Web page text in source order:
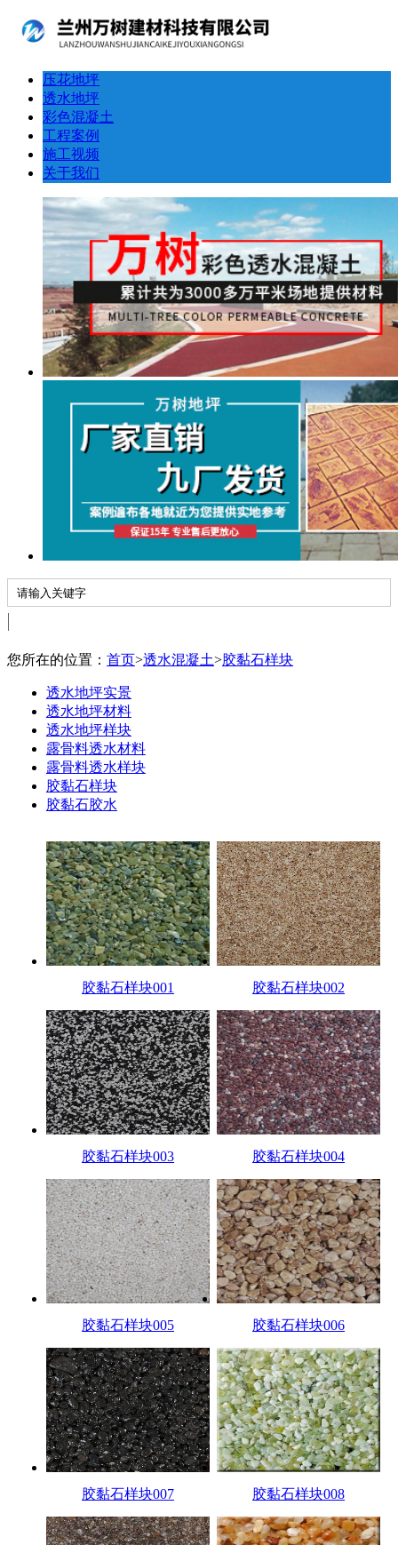
压花地坪
透水地坪
彩色混凝土
工程案例
施工视频
关于我们
您所在的位置： 首页>透水混凝土>胶黏石样块
透水地坪实景
透水地坪材料
透水地坪样块
露骨料透水材料
露骨料透水样块
胶黏石样块
胶黏石胶水
胶黏石样块001 胶黏石样块002
胶黏石样块003 胶黏石样块004
胶黏石样块005 胶黏石样块006
胶黏石样块007 胶黏石样块008